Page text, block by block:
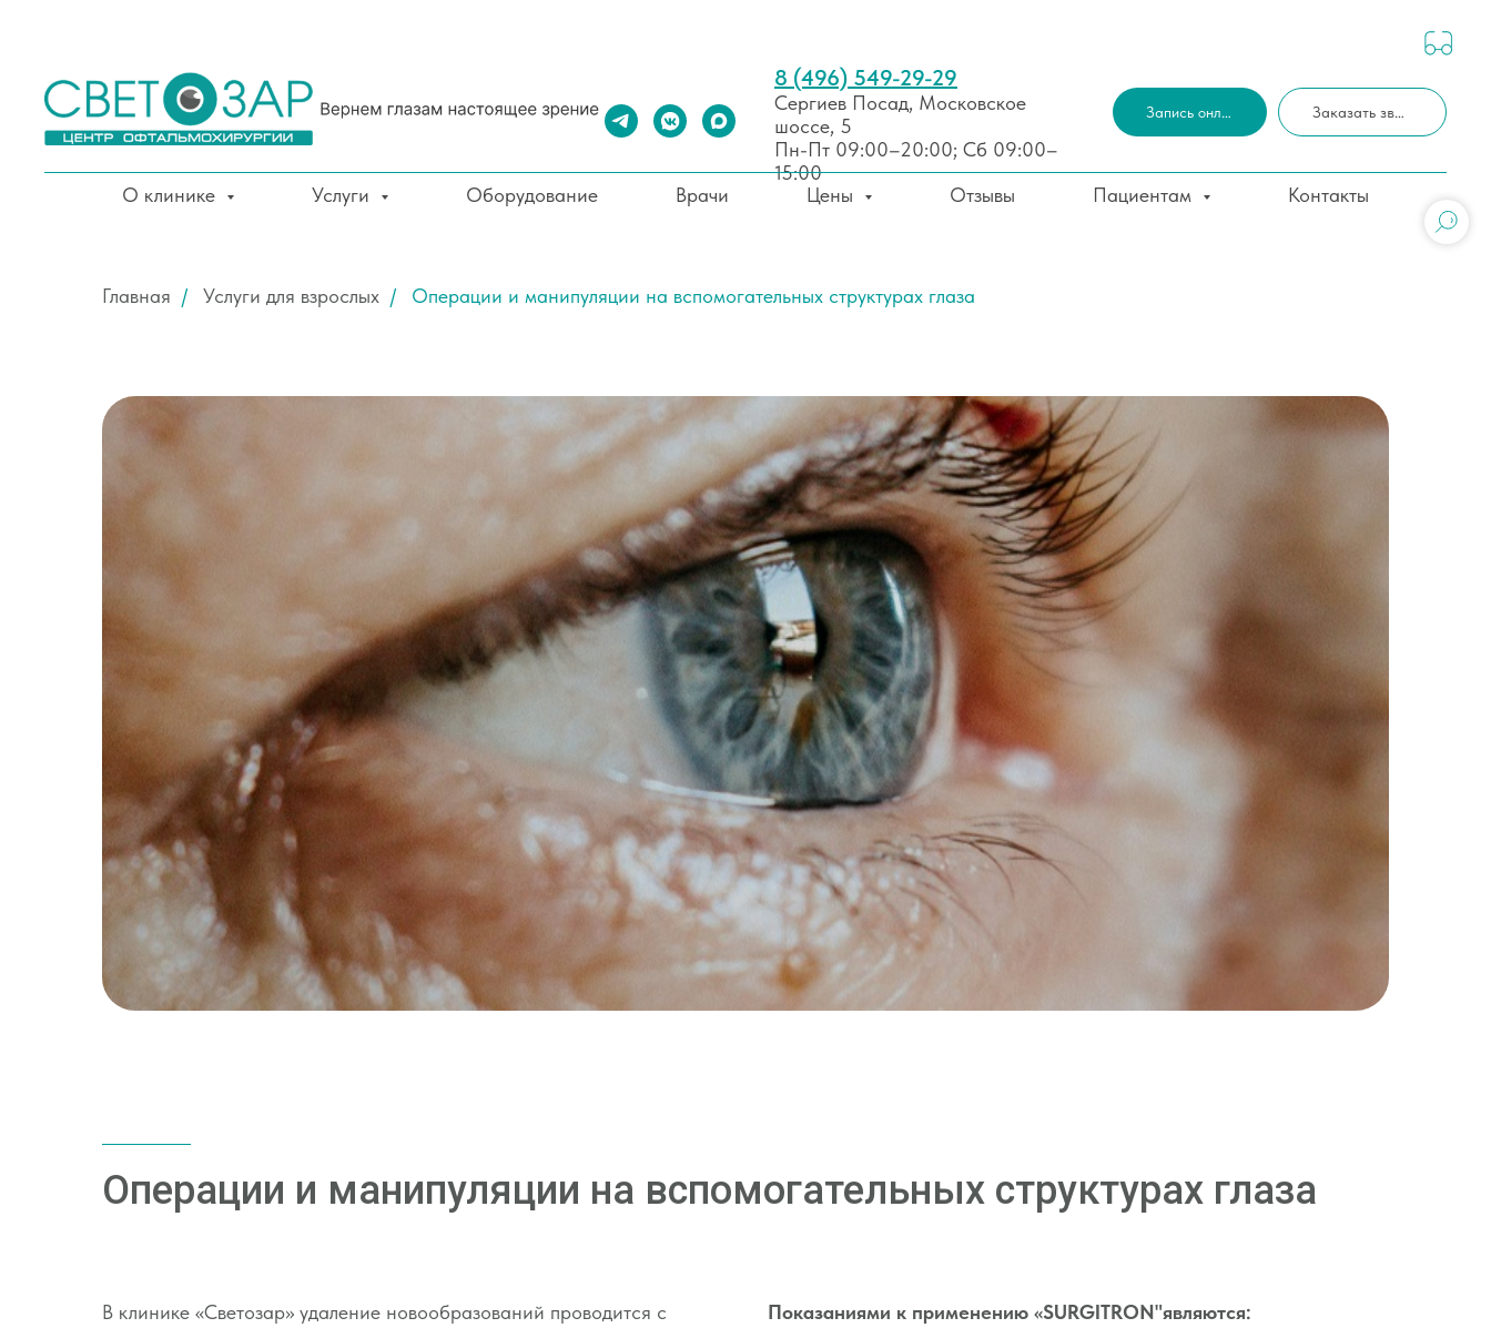
8 (496) 549-29-29⁣⁣
Сергиев Посад, Московское
шоссе, 5
Пн-Пт 09:00–20:00; Сб 09:00–
15:00
Запись онлайн Заказать звонок
О клинике Услуги Оборудование Врачи Цены Отзывы Пациентам Контакты
Главная / Услуги для взрослых / Операции и манипуляции на вспомогательных структурах глаза
Операции и манипуляции на вспомогательных структурах глаза
В клинике «Светозар» удаление новообразований проводится с
Показаниями к применению «SURGITRON"являются: